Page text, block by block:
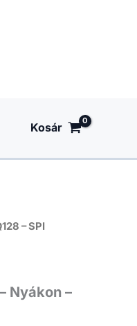
Kosár
– SPI
Nyákon –